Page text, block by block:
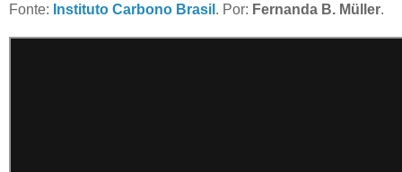
Fonte: Instituto Carbono Brasil . Por: Fernanda B. Müller.